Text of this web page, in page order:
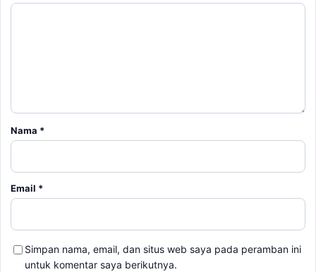
Nama *
Email *
Simpan nama, email, dan situs web saya pada peramban ini
untuk komentar saya berikutnya.